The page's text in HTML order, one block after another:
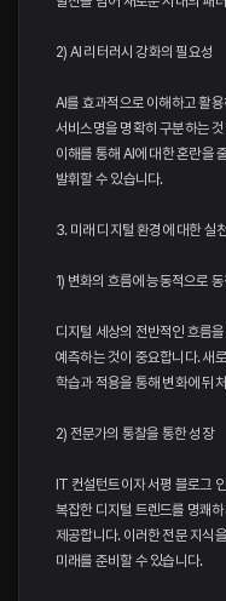
2) AI 리터러시 강화의 필요성
AI를 효과적으로 이해하고 활
서비스명을 명확히 구분하는
이해를 통해 AI에 대한 혼란을
발휘할 수 있습니다.
3. 미래 디지털 환경에 대한 실
1) 변화의 흐름에 능동적으로
디지털 세상의 전반적인 흐름
예측하는 것이 중요합니다. 새
학습과 적용을 통해 변화에 뒤
2) 전문가의 통찰을 통한 성장
IT 컨설턴트이자 서평 블로그
복잡한 디지털 트렌드를 명쾌
제공합니다. 이러한 전문 지식
미래를 준비할 수 있습니다.